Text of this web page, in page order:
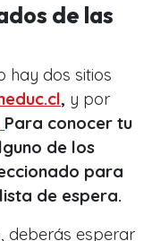
de las
hay dos sitios
, y por
Para conocer tu
de los
para
de espera.
deberás esperar